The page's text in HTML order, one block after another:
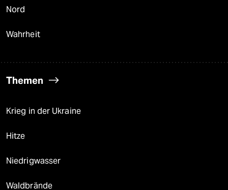
Nord
Wahrheit
Themen
Krieg in der Ukraine
Hitze
Niedrigwasser
Waldbrände